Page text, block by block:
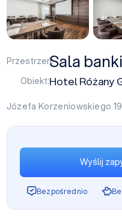
Przestrzeń:Sala
Obiekt:Hotel Różany
Józefa Korzeniowskiego
Wyślij
Bezpośrednio